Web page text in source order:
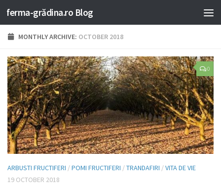
ferma-grădina.ro Blog
MONTHLY ARCHIVE: OCTOBER 2018
0
ARBUSTI FRUCTIFERI /POMI FRUCTIFERI /TRANDAFIRI /VITA DE VIE
19 OCTOBER 2018